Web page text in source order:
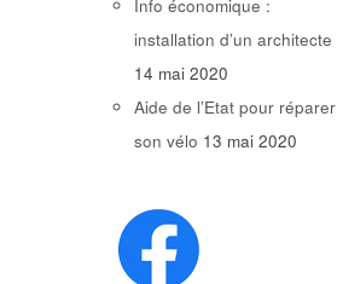
Info économique :
installation d’un architecte
14 mai 2020
Aide de l’Etat pour réparer
son vélo 13 mai 2020